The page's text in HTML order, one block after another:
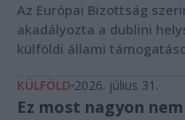
Az Európai Bizottság
akadályozta a dublini
külföldi állami
KÜLFÖLD 2026. július 31.
Ez most nagyon